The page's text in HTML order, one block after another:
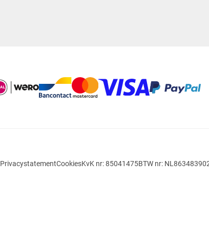
PrivacystatementCookiesKvK nr: 85041475BTW nr: